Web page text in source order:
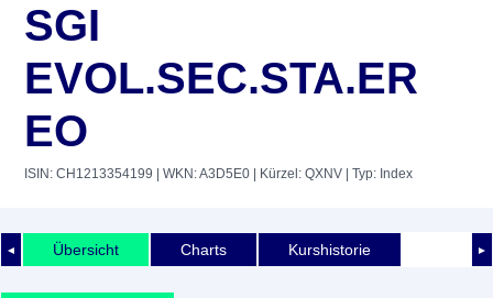
SGI
EVOL.SEC.STA.ER
EO
ISIN: CH1213354199 | WKN: A3D5E0 | Kürzel: QXNV | Typ: Index
◄ ►
Übersicht Charts Kurshistorie